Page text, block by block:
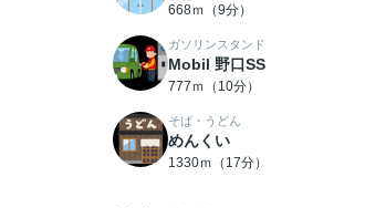
668ｍ（9分）
ガソリンスタンド
Mobil 野口SS
777ｍ（10分）
そば・うどん
めんくい
1330ｍ（17分）